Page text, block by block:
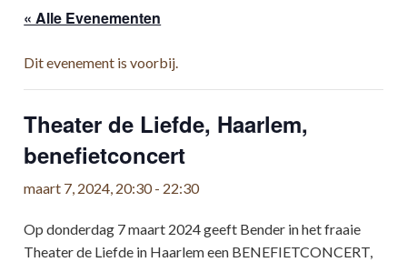
« Alle Evenementen
Dit evenement is voorbij.
Theater de Liefde, Haarlem,
benefietconcert
maart 7, 2024, 20:30- 22:30
Op donderdag 7 maart 2024 geeft Bender in het fraaie
Theater de Liefde in Haarlem een BENEFIETCONCERT,